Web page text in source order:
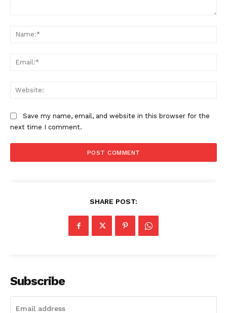
Save my name, email, and website in this browser for the
next time I comment.
SHARE POST:
Subscribe